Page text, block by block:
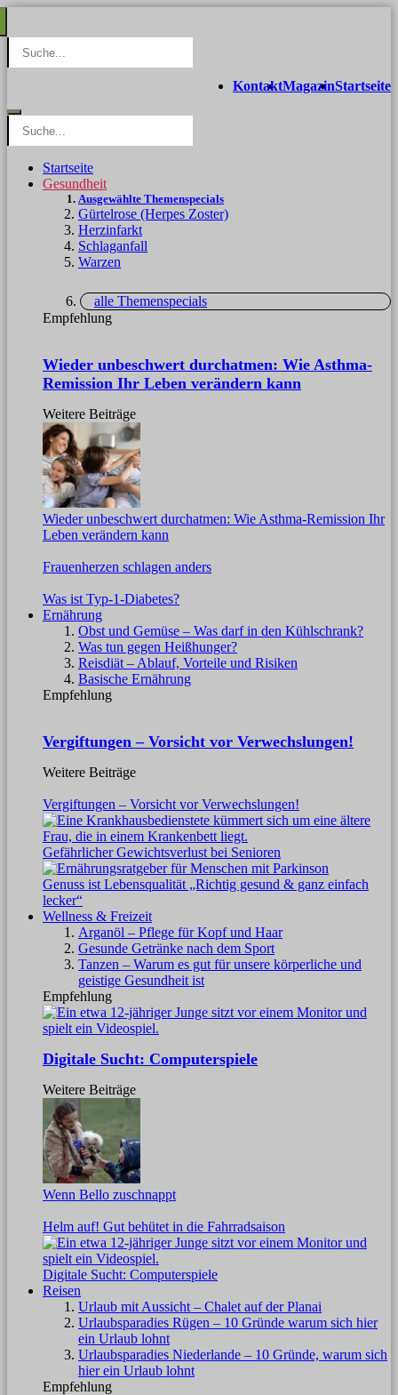
Startseite
Magazin
Kontakt
Startseite
Gesundheit
Ausgewählte Themenspecials
Gürtelrose (Herpes Zoster)
Herzinfarkt
Schlaganfall
Warzen
alle Themenspecials
Empfehlung
Wieder unbeschwert durchatmen: Wie Asthma-
Remission Ihr Leben verändern kann
Weitere Beiträge
Wieder unbeschwert durchatmen: Wie Asthma-Remission Ihr
Leben verändern kann
Frauenherzen schlagen anders
Was ist Typ-1-Diabetes?
Ernährung
Obst und Gemüse – Was darf in den Kühlschrank?
Was tun gegen Heißhunger?
Reisdiät – Ablauf, Vorteile und Risiken
Basische Ernährung
Empfehlung
Vergiftungen – Vorsicht vor Verwechslungen!
Weitere Beiträge
Vergiftungen – Vorsicht vor Verwechslungen!
Gefährlicher Gewichtsverlust bei Senioren
Genuss ist Lebensqualität „Richtig gesund & ganz einfach
lecker“
Wellness & Freizeit
Arganöl – Pflege für Kopf und Haar
Gesunde Getränke nach dem Sport
Tanzen – Warum es gut für unsere körperliche und
geistige Gesundheit ist
Empfehlung
Digitale Sucht: Computerspiele
Weitere Beiträge
Wenn Bello zuschnappt
Helm auf! Gut behütet in die Fahrradsaison
Digitale Sucht: Computerspiele
Reisen
Urlaub mit Aussicht – Chalet auf der Planai
Urlaubsparadies Rügen – 10 Gründe warum sich hier
ein Urlaub lohnt
Urlaubsparadies Niederlande – 10 Gründe, warum sich
hier ein Urlaub lohnt
Empfehlung